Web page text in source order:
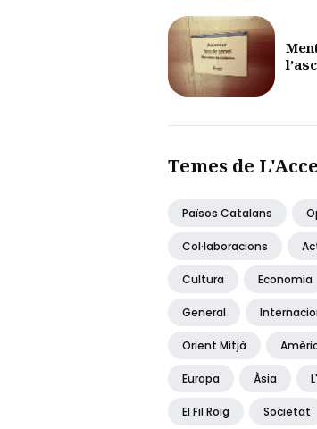
Temes de
Països Catalans
Col·laboracions
Cultura Economia
General
Orient Mitjà
Europa Àsia
El Fil Roig Societat